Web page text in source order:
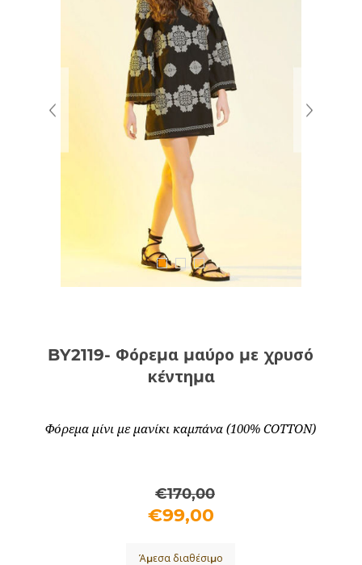
BY2119- Φόρεμα μαύρο με χρυσό
κέντημα
Φόρεμα μίνι με μανίκι καμπάνα (100% COTTON)
€170,00
€99,00
Άμεσα διαθέσιμο